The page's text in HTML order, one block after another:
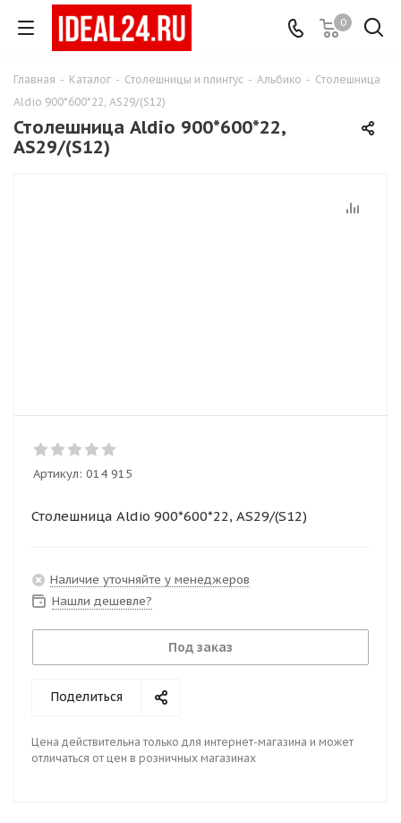
0
Главная - Каталог - Столешницы и плинтус - Альбико - Столешница
Aldio 900*600*22, AS29/(S12)
Столешница Aldio 900*600*22,
AS29/(S12)
Артикул: 014 915
Столешница Aldio 900*600*22, AS29/(S12)
Наличие уточняйте у менеджеров
Нашли дешевле?
Под заказ
Поделиться
Цена действительна только для интернет-магазина и может
отличаться от цен в розничных магазинах